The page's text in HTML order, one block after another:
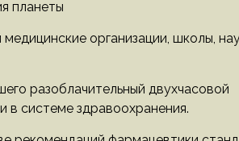
планеты
организации, школы,
разоблачительный двухчасовой
в системе здравоохранения.